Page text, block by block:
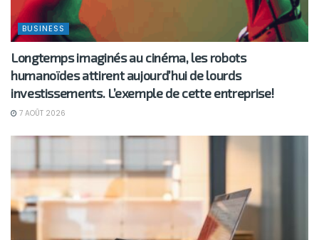
BUSINESS
Longtemps imaginés au cinéma, les robots
humanoïdes attirent aujourd’hui de lourds
investissements. L’exemple de cette entreprise!
7 AOÛT 2026